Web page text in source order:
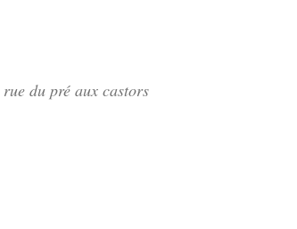
rue du pré aux castors